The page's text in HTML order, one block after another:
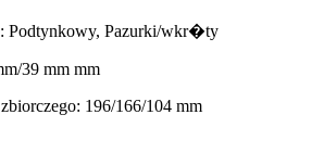
Podtynkowy, Pazurki/wkr�ty
39 mm mm
196/166/104 mm